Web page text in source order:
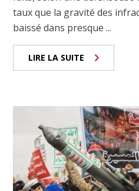
taux que la gravité des
baissé dans presque ...
LIRE LA SUITE